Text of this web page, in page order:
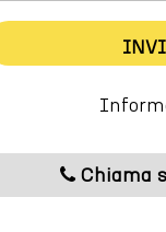
Chiama